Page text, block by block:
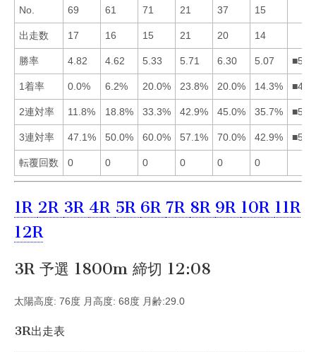
No. 69 61 71 21 37 15
出走数 17 16 15 21 20 14
勝率 4.82 4.62 5.33 5.71 6.30 5.07
1着率 0.0% 6.2% 20.0% 23.8% 20.0% 14.3%
2連対率 11.8% 18.8% 33.3% 42.9% 45.0% 35.7%
3連対率 47.1% 50.0% 60.0% 57.1% 70.0% 42.9%
転覆回数 0 0 0 0 0 0
1R 2R 3R 4R 5R 6R 7R 8R 9R 10R 11R
12R
3R 予選 1800m 締切 12:08
太陽高度: 76度 月高度: 68度 月齢:29.0
3R出走表